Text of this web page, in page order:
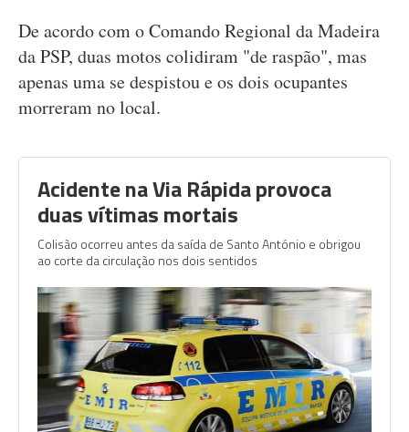
De acordo com o Comando Regional da Madeira
da PSP, duas motos colidiram "de raspão", mas
apenas uma se despistou e os dois ocupantes
morreram no local.
Acidente na Via Rápida provoca
duas vítimas mortais
Colisão ocorreu antes da saída de Santo António e obrigou
ao corte da circulação nos dois sentidos